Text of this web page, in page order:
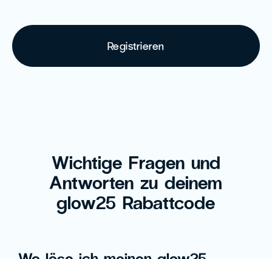
Registrieren
Wichtige Fragen und
Antworten zu deinem
glow25 Rabattcode